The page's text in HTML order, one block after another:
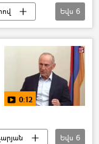
Եվս 6
0:12
Եվս 6